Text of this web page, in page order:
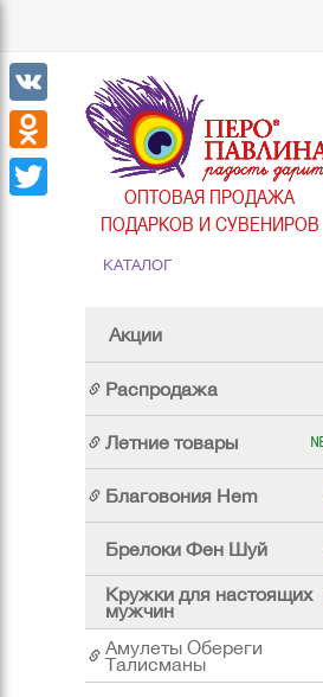
ОПТОВАЯ ПРОДАЖА
ПОДАРКОВ И СУВЕНИРОВ
КАТАЛОГ
Акции
Распродажа
Летние товары
Благовония Hem
Брелоки Фен Шуй
Кружки для настоящих
мужчин
Амулеты Обереги
Талисманы
VK
Odnoklassniki